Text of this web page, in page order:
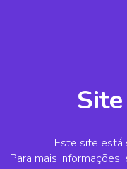
Este site está
Para mais